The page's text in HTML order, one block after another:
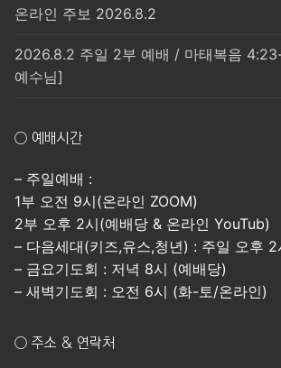
온라인 주보 2026.8.2
2026.8.2 주일 2부 예배 / 마태복음
예수님]
○ 예배시간
– 주일예배 :
1부 오전 9시(온라인 ZOOM)
2부 오후 2시(예배당 & 온라인 YouTub)
– 다음세대(키즈,유스,청년) : 주일 오후 2
– 금요기도회 : 저녁 8시 (예배당)
– 새벽기도회 : 오전 6시 (화-토/온라인)
○ 주소 & 연락처